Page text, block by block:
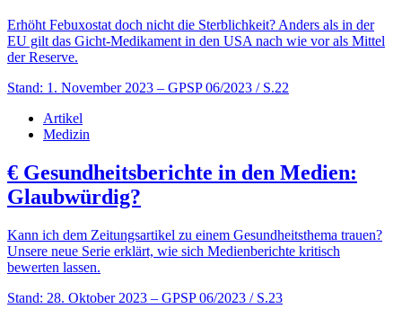
Erhöht Febuxostat doch nicht die Sterblichkeit? Anders als in der
EU gilt das Gicht-Medikament in den USA nach wie vor als Mittel
der Reserve.
Stand: 1. November 2023 – GPSP 06/2023 / S.22
Artikel
Medizin
€ Gesundheitsberichte in den Medien:
Glaubwürdig?
Kann ich dem Zeitungsartikel zu einem Gesundheitsthema trauen?
Unsere neue Serie erklärt, wie sich Medienberichte kritisch
bewerten lassen.
Stand: 28. Oktober 2023 – GPSP 06/2023 / S.23